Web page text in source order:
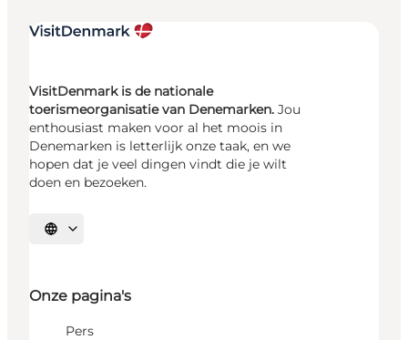
VisitDenmark is de nationale
toerismeorganisatie van Denemarken. Jou
enthousiast maken voor al het moois in
Denemarken is letterlijk onze taak, en we
hopen dat je veel dingen vindt die je wilt
doen en bezoeken.
Selecteer taal
Onze pagina's
Pers